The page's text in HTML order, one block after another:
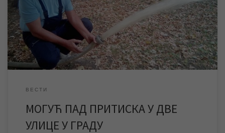
вршити у две улице у граду – Авалској и Башаиодској. Из тих
разлога могуће је да ће у периоду до 13 часова у поменутим
улицама доћи до пада притиска у мрежи. Фото: Архива ЈКП […]
ВЕСТИ
МОГУЋ ПАД ПРИТИСКА У ДВЕ
УЛИЦЕ У ГРАДУ